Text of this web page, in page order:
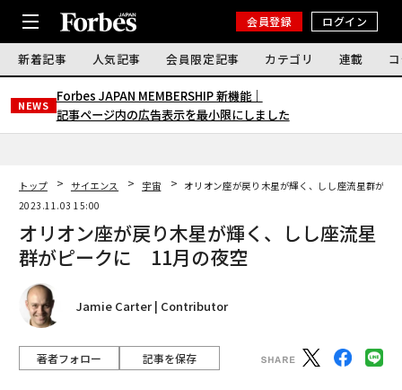
会員登録 ログイン
新着記事 人気記事 会員限定記事 カテゴリ 連載
NEWS
Forbes JAPAN MEMBERSHIP 新機能｜
記事ページ内の広告表示を最小限にしました
トップ サイエンス 宇宙
オリオン座が戻り木星が輝く、しし座流星群が
2023.11.03 15:00
オリオン座が戻り木星が輝く、しし座流星
群がピークに 11月の夜空
Jamie Carter | Contributor
著者フォロー 記事を保存